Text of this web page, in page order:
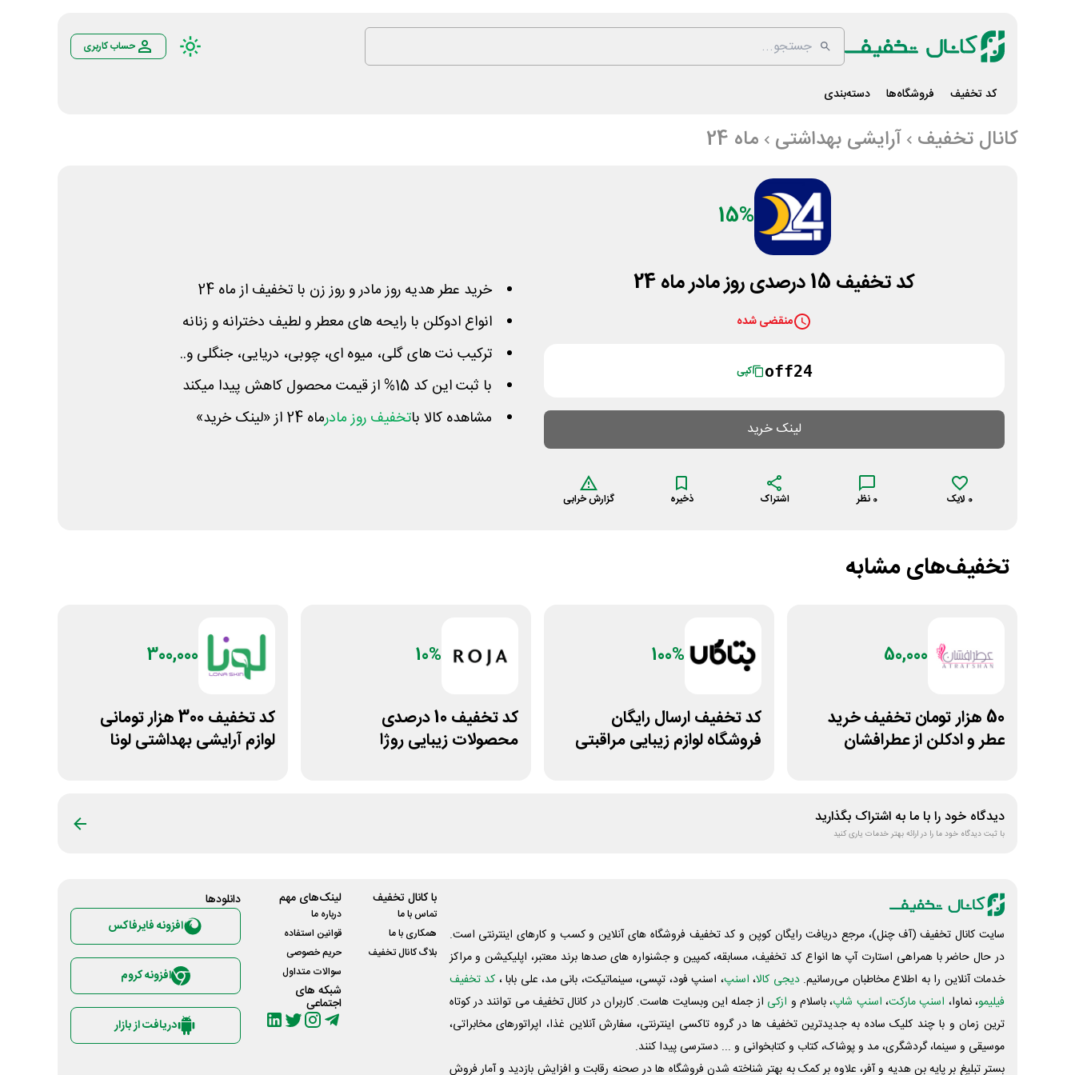
حساب کاربری
کد تخفیف فروشگاه‌ها دسته‌بندی
کانال تخفیف آرایشی بهداشتی ماه 24
15%
کد تخفیف 15 درصدی روز مادر ماه 24
منقضی شده
off24 کپی
لینک خرید
0 لایک 0 نظر اشتراک ذخیره گزارش خرابی
خرید عطر هدیه روز مادر و روز زن با تخفیف از ماه 24
انواع ادوکلن با رایحه های معطر و لطیف دخترانه و زنانه
ترکیب نت های گلی، میوه ای، چوبی، دریایی، جنگلی و..
با ثبت این کد 15% از قیمت محصول کاهش پیدا میکند
مشاهده کالا باتخفیف روز مادرماه 24 از «لینک خرید»
تخفیف‌های مشابه
50,000
50 هزار تومان تخفیف خرید
عطر و ادکلن از عطرافشان
100%
کد تخفیف ارسال رایگان
فروشگاه لوازم زیبایی مراقبتی
10%
کد تخفیف 10 درصدی
محصولات زیبایی روژا
300,000
کد تخفیف 300 هزار تومانی
لوازم آرایشی بهداشتی لونا
دیدگاه خود را با ما به اشتراک بگذارید
با ثبت دیدگاه خود ما را در ارائه بهتر خدمات یاری کنید
سایت کانال تخفیف (آف چنل)، مرجع دریافت رایگان کوپن و کد تخفیف فروشگاه های آنلاین و کسب و‌ کارهای اینترنتی است.
در حال حاضر با همراهی استارت آپ ها انواع کد تخفیف، مسابقه، کمپین و جشنواره های صدها برند معتبر، اپلیکیشن و مراکز
خدمات آنلاین را به اطلاع مخاطبان می‌رسانیم. دیجی کالا، اسنپ، اسنپ فود، تپسی، سینماتیکت، بانی مد، علی‌ بابا ، کد تخفیف
فیلیمو، نماوا، اسنپ مارکت، اسنپ شاپ، باسلام و ازکی از جمله این وبسایت ‌هاست. کاربران در کانال تخفیف می توانند در کوتاه
ترین زمان و با چند کلیک ساده به جدیدترین تخفیف ها در گروه تاکسی اینترنتی، سفارش آنلاین غذا، اپراتورهای مخابراتی،
موسیقی و سینما، گردشگری، مد و پوشاک، کتاب و کتابخوانی و ... دسترسی پیدا کنند.
بستر تبلیغ بر پایه بن هدیه و آفر، علاوه بر کمک به بهتر شناخته شدن فروشگاه ها در صحنه رقابت و افزایش بازدید و آمار فروش
با کانال تخفیف
تماس با ما
همکاری با ما
بلاگ کانال تخفیف
لینک‌های مهم
درباره ما
قوانین استفاده
حریم خصوصی
سوالات متداول
شبکه های
اجتماعی
دانلود‌ها
افزونه فایرفاکس
افزونه کروم
دریافت از بازار